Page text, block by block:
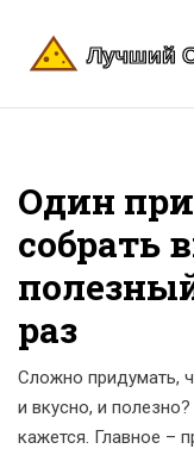
Один
собрать
раз
Сложно придумать,
и вкусно, и
кажется. Главное –